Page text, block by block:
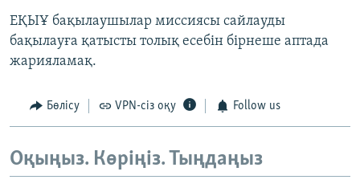
ЕҚЫҰ бақылаушылар миссиясы сайлауды
бақылауға қатысты толық есебін бірнеше аптада
жарияламақ.
Бөлісу VPN-сіз оқу Follow us
Оқыңыз. Көріңіз. Тыңдаңыз